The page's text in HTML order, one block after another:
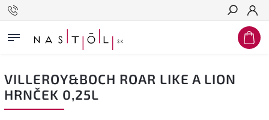
Hľadať
VILLEROY&BOCH ROAR LIKE A LION
HRNČEK 0,25L